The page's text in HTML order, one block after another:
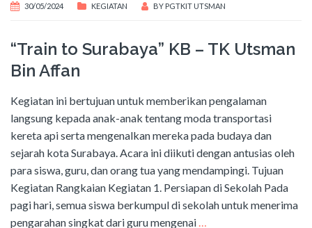
30/05/2024 KEGIATAN BY PGTKIT UTSMAN
“Train to Surabaya” KB – TK Utsman
Bin Affan
Kegiatan ini bertujuan untuk memberikan pengalaman
langsung kepada anak-anak tentang moda transportasi
kereta api serta mengenalkan mereka pada budaya dan
sejarah kota Surabaya. Acara ini diikuti dengan antusias oleh
para siswa, guru, dan orang tua yang mendampingi. Tujuan
Kegiatan Rangkaian Kegiatan 1. Persiapan di Sekolah Pada
pagi hari, semua siswa berkumpul di sekolah untuk menerima
pengarahan singkat dari guru mengenai …